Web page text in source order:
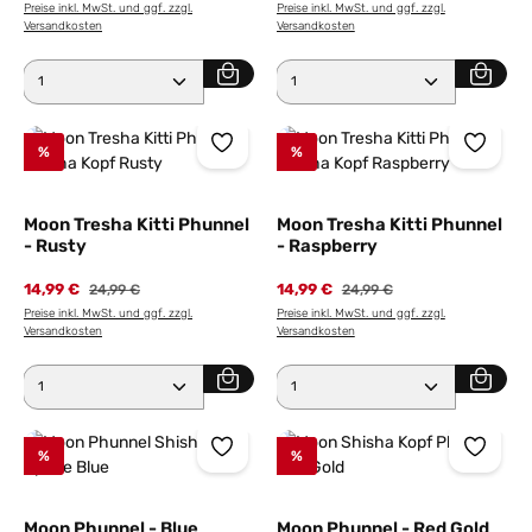
Preise inkl. MwSt. und ggf. zzgl.
Versandkosten
Produkt Anzahl: Gib den gewünschten Wert ein
Preise inkl. MwSt. und ggf. zzgl.
Versandkosten
Produkt Anzahl: Gib den
%
Moon Tresha Kitti Phunnel
- Rusty
14,99 € Regulärer Preis:
24,99 €
Preise inkl. MwSt. und ggf. zzgl.
Versandkosten
Produkt Anzahl: Gib den gewünschten Wert ein
%
Moon Tresha Kitti Phunnel
- Raspberry
14,99 € Regulärer Preis:
24,99 €
Preise inkl. MwSt. und ggf. zzgl.
Versandkosten
Produkt Anzahl: Gib den
% %